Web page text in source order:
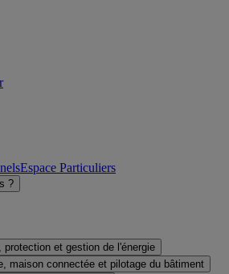
Espace Particuliers
?
protection et gestion de l'énergie
maison connectée et pilotage du bâtiment